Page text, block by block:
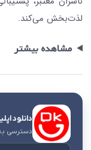
لذت‌بخش می‌کند.
مشاهده بیشتر
دانلود
دسترسی